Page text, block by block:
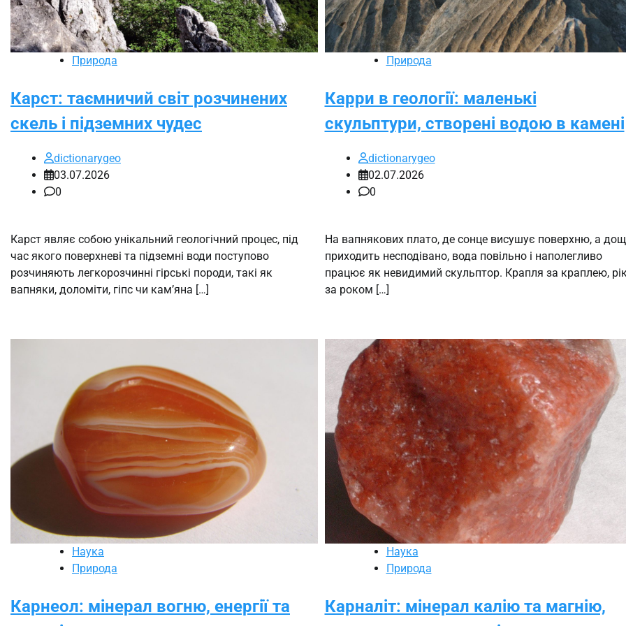
Природа
Карст: таємничий світ розчинених
скель і підземних чудес
dictionarygeo
03.07.2026
0
Карст являє собою унікальний геологічний процес, під
час якого поверхневі та підземні води поступово
розчиняють легкорозчинні гірські породи, такі як
вапняки, доломіти, гіпс чи кам’яна […]
Природа
Карри в геології: маленькі
скульптури, створені водою в камені
dictionarygeo
02.07.2026
0
На вапнякових плато, де сонце висушує поверхню, а дощ
приходить несподівано, вода повільно і наполегливо
працює як невидимий скульптор. Крапля за краплею,
за роком […]
Наука
Природа
Карнеол: мінерал вогню, енергії та
Наука
Природа
Карналіт: мінерал калію та магнію,